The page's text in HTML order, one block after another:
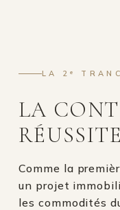
LA 2ᵉ
LA
RÉUSSITE
Comme la
un projet
les commodités